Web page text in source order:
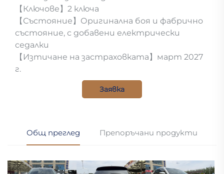
【Ключове】2 ключа
【Състояние】Оригинална боя и фабрично
състояние, с добавени електрически
седалки
【Изтичане на застраховката】март 2027
г.
Заявка
Общ преглед Препоръчани продукти